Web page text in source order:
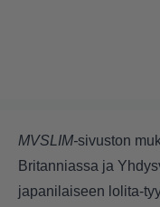
MVSLIM-sivuston
Britanniassa ja
japanilaiseen lolita-